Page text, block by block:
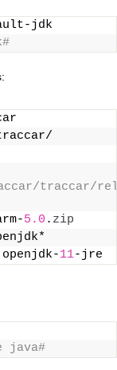
jdk
traccar/
5.0 . zip
11-jre
java#